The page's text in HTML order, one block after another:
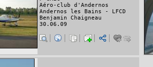
Aéro-club d'Andernos
Andernos les Bains - LFCD
Benjamin Chaigneau
30.06.09